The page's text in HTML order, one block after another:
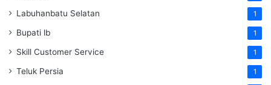
Labuhanbatu Selatan 1
Bupati lb 1
Skill Customer Service 1
Teluk Persia 1